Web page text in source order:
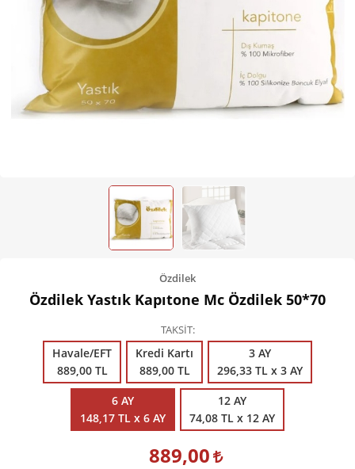
Kişisel Bakım
Ev Tekstili
Çocuk Gereçleri
Isıtma ve Soğutma
Özdilek
Özdilek Yastık Kapıtone Mc Özdilek 50*70
TAKSİT
Havale/EFT
889,00 TL
Kredi Kartı
889,00 TL
3 AY
296,33 TL x 3 AY
6 AY
148,17 TL x 6 AY
12 AY
74,08 TL x 12 AY
889,00